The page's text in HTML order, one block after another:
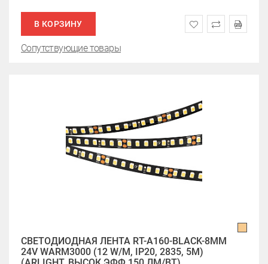
В КОРЗИНУ
Сопутствующие товары
СВЕТОДИОДНАЯ ЛЕНТА RT-A160-BLACK-8MM
24V WARM3000 (12 W/M, IP20, 2835, 5M)